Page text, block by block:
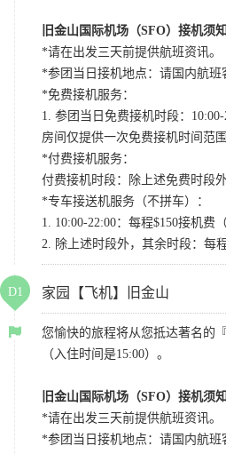
旧金山国际机场（SFO）接机须
*请在出发三天前提供航班资讯。
*参团当日接机地点：请国内航班
*免费接机服务：
1. 参团当日免费接机时段：
房间仅提供一次免费接机时间范
*付费接机服务：
付费接机时段：除上述免费时段
*专车接送机服务（不拼车）：
1. 10:00-22:00：每程$150接机
2. 除上述时段外，其余时段：每
D1 家园【飞机】旧金山
您愉快的旅程将从您抵达著名的
（入住时间是15:00）。
旧金山国际机场（SFO）接机须
*请在出发三天前提供航班资讯。
*参团当日接机地点：请国内航班